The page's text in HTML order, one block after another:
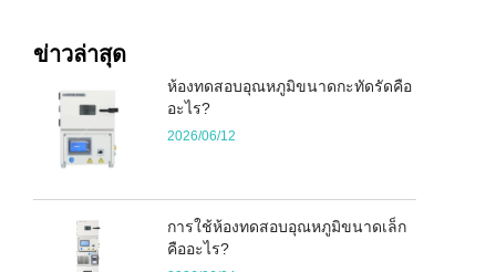
ข่าวล่าสุด
ห้องทดสอบอุณหภูมิขนาดกะทัดรัดคือ
อะไร?
2026/06/12
การใช้ห้องทดสอบอุณหภูมิขนาดเล็ก
คืออะไร?